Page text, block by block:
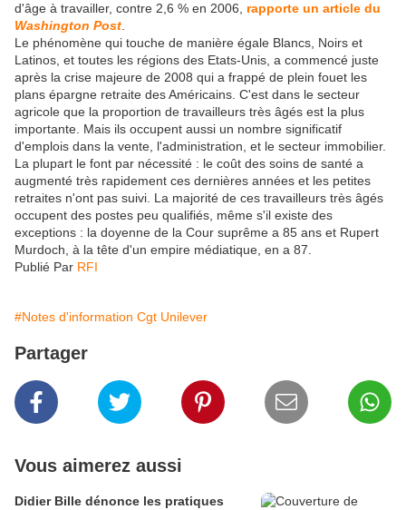
d'âge à travailler, contre 2,6 % en 2006, rapporte un article du
Washington Post
Le phénomène qui touche de manière égale Blancs, Noirs et
Latinos, et toutes les régions des Etats-Unis, a commencé juste
après la crise majeure de 2008 qui a frappé de plein fouet les
plans épargne retraite des Américains. C'est dans le secteur
agricole que la proportion de travailleurs très âgés est la plus
importante. Mais ils occupent aussi un nombre significatif
d'emplois dans la vente, l'administration, et le secteur immobilier.
La plupart le font par nécessité : le coût des soins de santé a
augmenté très rapidement ces dernières années et les petites
retraites n'ont pas suivi. La majorité de ces travailleurs très âgés
occupent des postes peu qualifiés, même s'il existe des
exceptions : la doyenne de la Cour suprême a 85 ans et Rupert
Murdoch, à la tête d'un empire médiatique, en a 87.
Publié Par RFI
#Notes d'information Cgt Unilever
Partager
Vous aimerez aussi
Didier Bille dénonce les pratiques